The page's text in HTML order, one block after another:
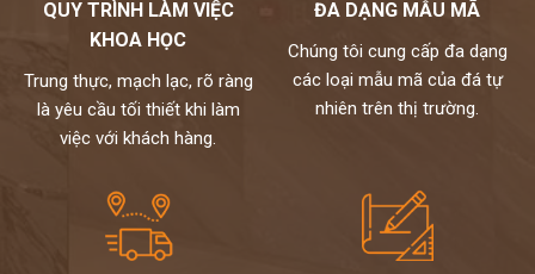
QUY TRÌNH LÀM VIỆC
KHOA HỌC
Trung thực, mạch lạc, rõ ràng
là yêu cầu tối thiết khi làm
việc với khách hàng.
ĐA DẠNG MẪU MÃ
Chúng tôi cung cấp đa dạng
các loại mẫu mã của đá tự
nhiên trên thị trường.